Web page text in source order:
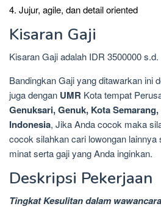
4. Jujur, agile, dan detail oriented
Kisaran Gaji
Kisaran Gaji adalah IDR 3500000 s.d.
Bandingkan Gaji yang ditawarkan ini
juga dengan UMR Kota tempat
Genuksari, Genuk, Kota
Indonesia, Jika Anda cocok maka
cocok silahkan cari lowongan
minat serta gaji yang Anda inginkan.
Deskripsi Pekerjaan
Tingkat Kesulitan dalam